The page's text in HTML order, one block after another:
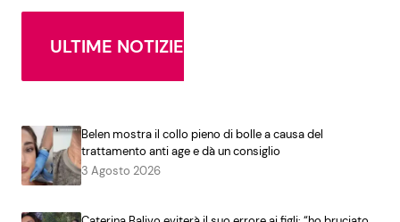
ULTIME NOTIZIE
Belen mostra il collo pieno di bolle a causa del
trattamento anti age e dà un consiglio
3 Agosto 2026